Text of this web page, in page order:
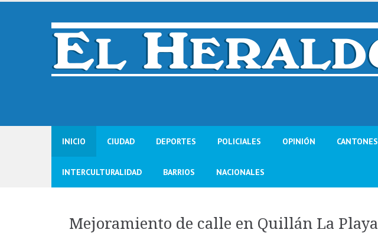
Skip
INICIO CIUDAD DEPORTES POLICIALES OPINIÓN CANTONES
INTERCULTURALIDAD BARRIOS NACIONALES
Mejoramiento de calle en Quillán La Playa